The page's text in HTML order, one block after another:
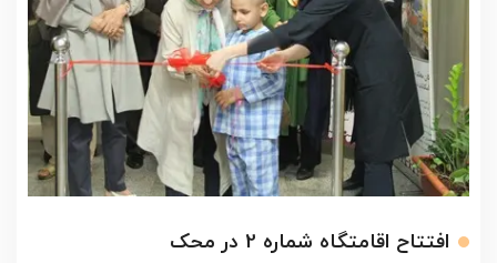
افتتاح اقامتگاه شماره 2 در محک